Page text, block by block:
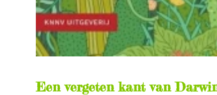
Een vergeten kant van